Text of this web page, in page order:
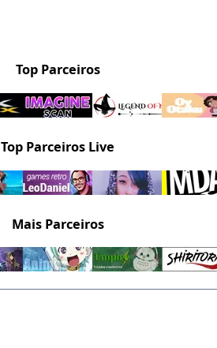
Top Parceiros
Top Parceiros Live
Mais Parceiros